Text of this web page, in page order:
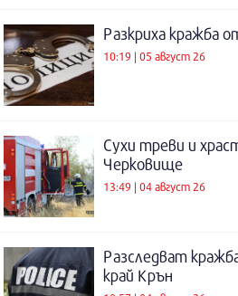
Разкриха кражба
10:19 | 05 август 26
Сухи треви и
Черковище
13:49 | 04 август 26
Разследват
край Крън